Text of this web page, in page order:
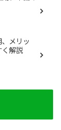
メリッ
く解説